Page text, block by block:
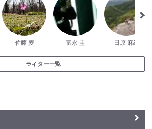
佐藤 麦 富永 圭 田原 麻緒
ライター一覧